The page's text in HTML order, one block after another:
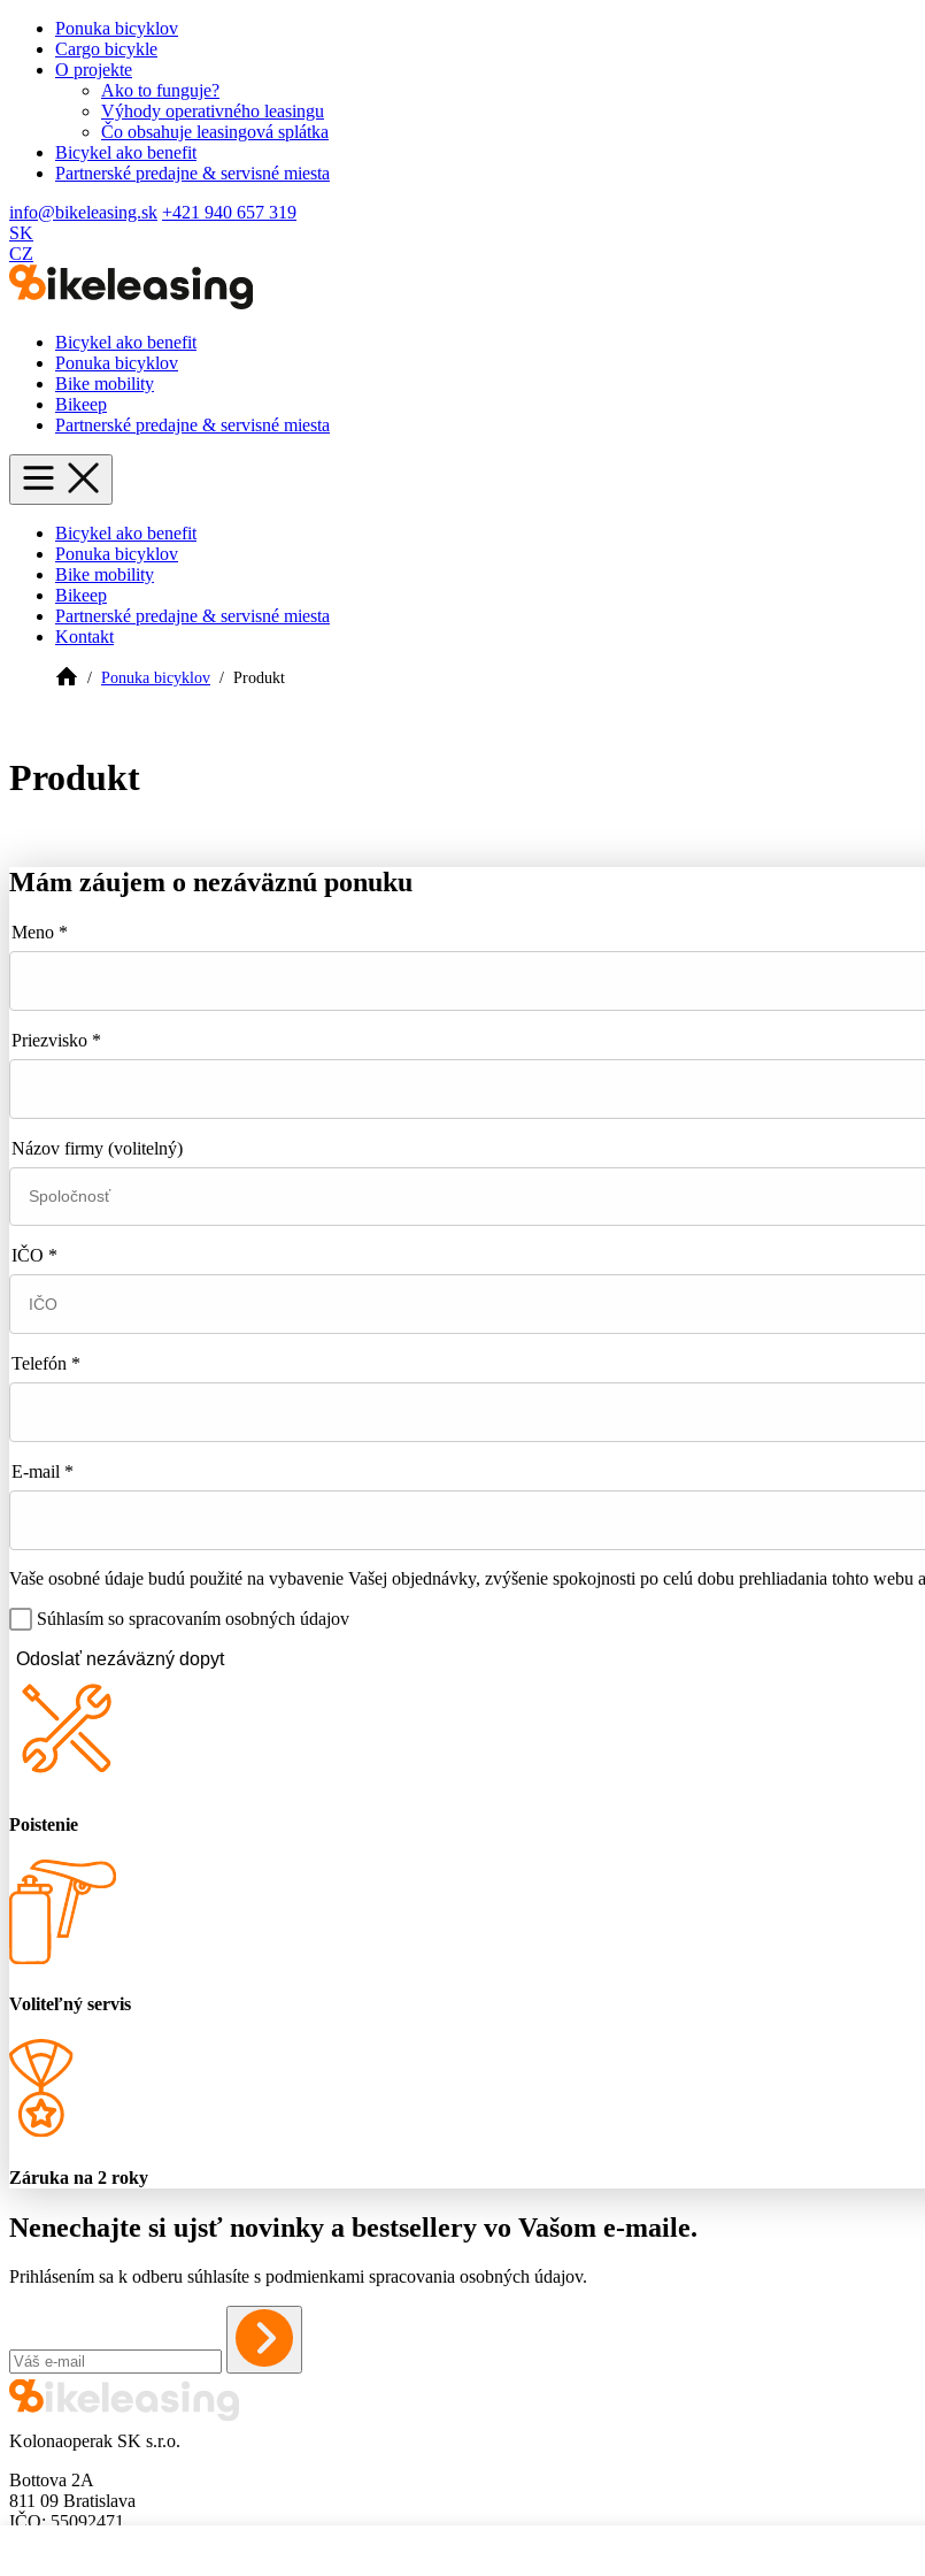
Ponuka bicyklov
Cargo bicykle
O projekte
Ako to funguje?
Výhody operativného leasingu
Čo obsahuje leasingová splátka
Bicykel ako benefit
Partnerské predajne & servisné miesta
info@bikeleasing.sk +421 940 657 319
SK
CZ
Bicykel ako benefit
Ponuka bicyklov
Bike mobility
Bikeep
Partnerské predajne & servisné miesta
Bicykel ako benefit
Ponuka bicyklov
Bike mobility
Bikeep
Partnerské predajne & servisné miesta
Kontakt
Ponuka bicyklov Produkt
Produkt
Mám záujem o nezáväznú ponuku
Meno *
Priezvisko *
Názov firmy (volitelný)
IČO *
Telefón *
E-mail *
Vaše osobné údaje budú použité na vybavenie Vašej objednávky, zvýšenie spokojnosti po celú dobu prehliadania tohto webu
Súhlasím so spracovaním osobných údajov
Odoslať nezáväzný dopyt
Poistenie
Voliteľný servis
Záruka na 2 roky
Nenechajte si ujsť novinky a bestsellery vo Vašom e-maile.
Prihlásením sa k odberu súhlasíte s podmienkami spracovania osobných údajov.
Kolonaoperak SK s.r.o.
Bottova 2A
811 09 Bratislava
IČO: 55092471